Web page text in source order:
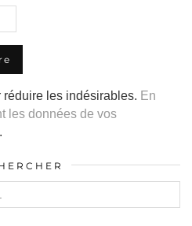
les indésirables. En
les données de vos
.